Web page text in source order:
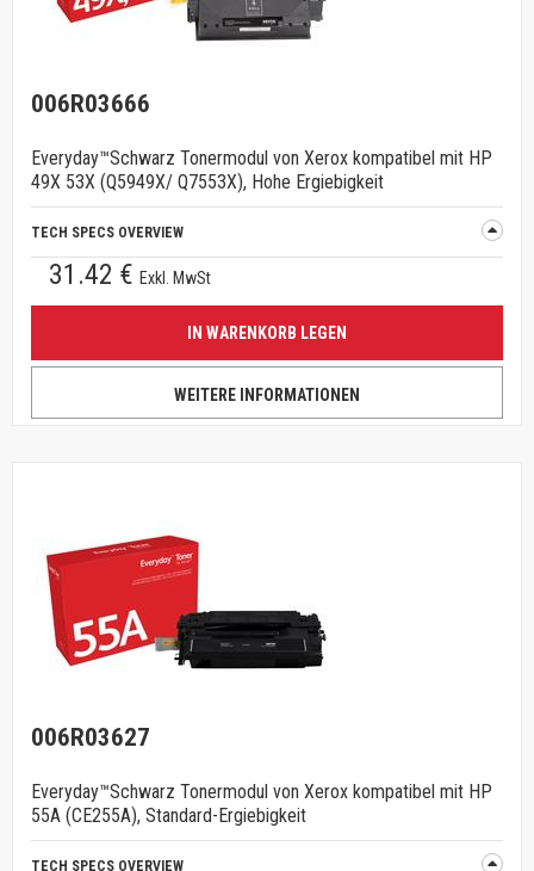
006R03666
Everyday™Schwarz Tonermodul von Xerox kompatibel mit HP
49X 53X (Q5949X/ Q7553X), Hohe Ergiebigkeit
TECH SPECS OVERVIEW
31.42 € Exkl. MwSt
IN WARENKORB LEGEN
WEITERE INFORMATIONEN
006R03627
Everyday™Schwarz Tonermodul von Xerox kompatibel mit HP
55A (CE255A), Standard-Ergiebigkeit
TECH SPECS OVERVIEW